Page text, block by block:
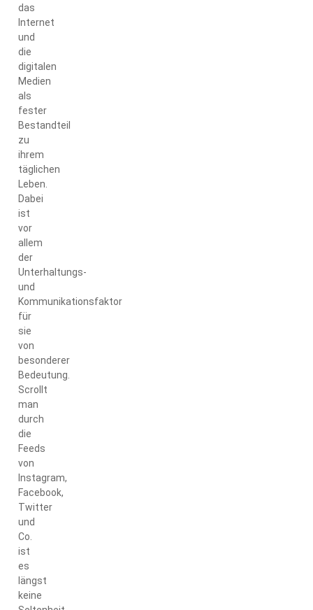
das
Internet
und
die
digitalen
Medien
als
fester
Bestandteil
zu
ihrem
täglichen
Leben.
Dabei
ist
vor
allem
der
Unterhaltungs-
und
Kommunikationsfaktor
für
sie
von
besonderer
Bedeutung.
Scrollt
man
durch
die
Feeds
von
Instagram,
Facebook,
Twitter
und
Co.
ist
es
längst
keine